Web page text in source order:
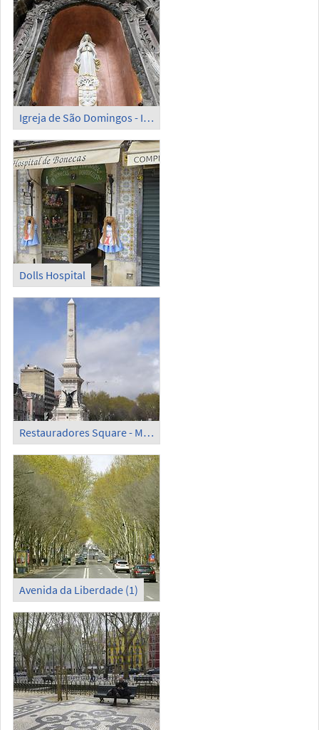
Igreja de São Domingos - Inside (2)
Dolls Hospital
Restauradores Square - Monument to the Restorers
Avenida da Liberdade (1)